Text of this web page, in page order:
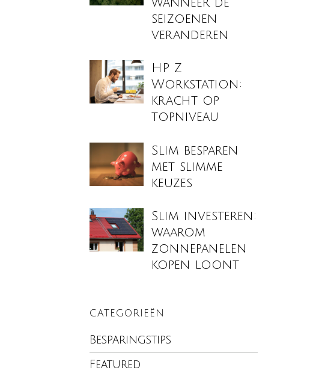
seizoenen
veranderen
HP Z
Workstation:
kracht op
topniveau
Slim besparen
met slimme
keuzes
Slim investeren:
waarom
zonnepanelen
kopen loont
CATEGORIEËN
Besparingstips
Featured